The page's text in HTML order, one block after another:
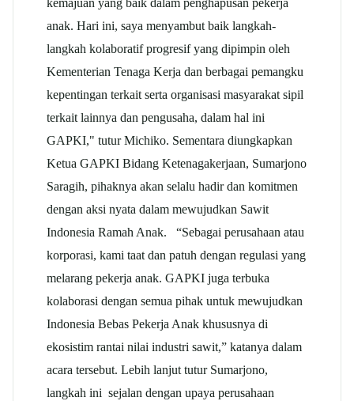
anak. Hari ini, saya menyambut baik langkah-
langkah kolaboratif progresif yang dipimpin oleh
Kementerian Tenaga Kerja dan berbagai pemangku
kepentingan terkait serta organisasi masyarakat sipil
terkait lainnya dan pengusaha, dalam hal ini
GAPKI," tutur Michiko. Sementara diungkapkan
Ketua GAPKI Bidang Ketenagakerjaan, Sumarjono
Saragih, pihaknya akan selalu hadir dan komitmen
dengan aksi nyata dalam mewujudkan Sawit
Indonesia Ramah Anak. “Sebagai perusahaan atau
korporasi, kami taat dan patuh dengan regulasi yang
melarang pekerja anak. GAPKI juga terbuka
kolaborasi dengan semua pihak untuk mewujudkan
Indonesia Bebas Pekerja Anak khususnya di
ekosistim rantai nilai industri sawit,” katanya dalam
acara tersebut. Lebih lanjut tutur Sumarjono,
langkah ini sejalan dengan upaya perusahaan